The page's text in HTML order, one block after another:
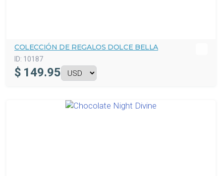
COLECCIÓN DE REGALOS DOLCE BELLA
ID: 10187
$ 149.95